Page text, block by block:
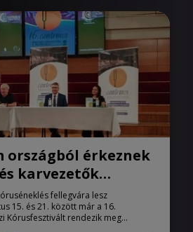
országból érkeznek
karvezetők
fellegvára lesz
15. és 21. között már a 16.
Kórusfesztivált rendezik meg...